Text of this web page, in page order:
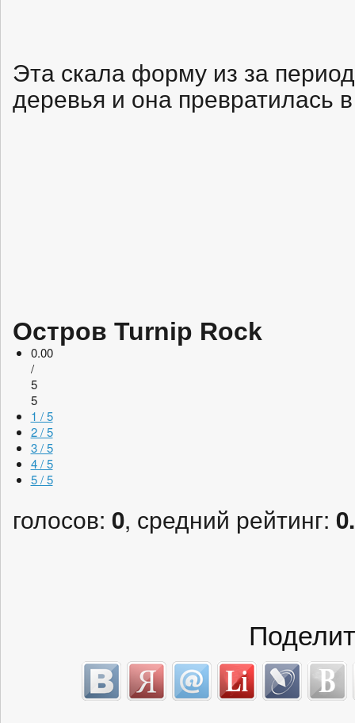
Эта скала форму из за
деревья и она превратилась
Остров Turnip Rock
0.00
/
5
5
1 / 5
2 / 5
3 / 5
4 / 5
5 / 5
голосов: 0, средний рейтинг: